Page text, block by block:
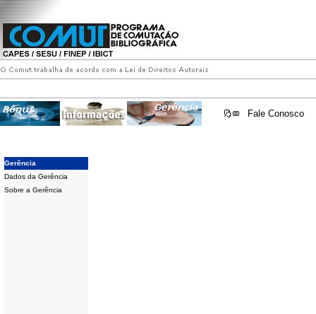
Fale Conosco
Gerência
Dados da Gerência
Sobre a Gerência